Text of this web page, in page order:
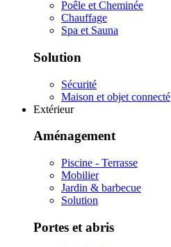
Poêle et Cheminée
Chauffage
Spa et Sauna
Solution
Sécurité
Maison et objet connecté
Extérieur
Aménagement
Piscine - Terrasse
Mobilier
Jardin & barbecue
Solution
Portes et abris